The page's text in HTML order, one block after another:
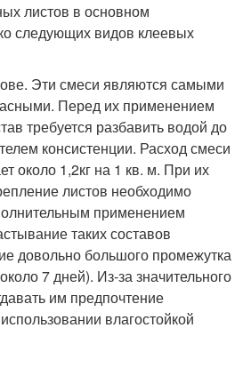
листов в основном
следующих видов клеевых
Эти смеси являются самыми
Перед их применением
требуется разбавить водой до
консистенции. Расход смеси
около 1,2кг на 1 кв. м. При их
листов необходимо
применением
таких составов
довольно большого промежутка
7 дней). Из-за значительного
им предпочтение
влагостойкой